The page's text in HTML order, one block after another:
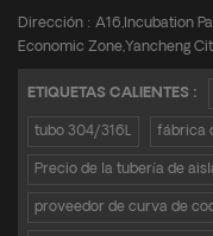
Dirección : A16,Incubation
Economic Zone,Yancheng
ETIQUETAS CALIENTES :
tubo 304/316L fábrica
Precio de la tubería de
proveedor de curva de